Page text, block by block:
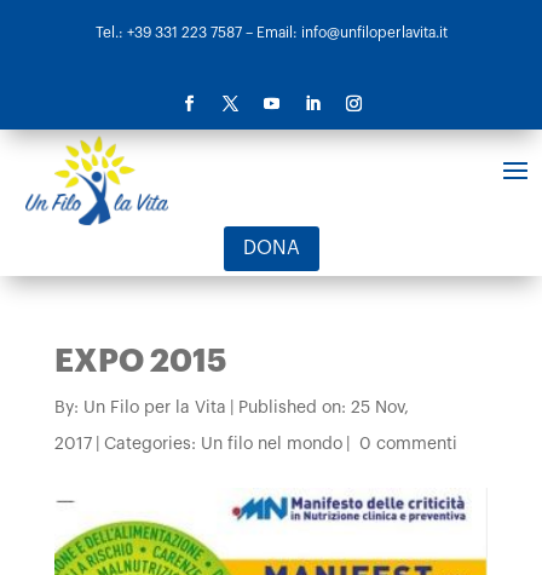
Tel.: +39 331 223 7587– Email: info@unfiloperlavita.it
DONA
EXPO 2015
By: Un Filo per la Vita Published on: 25 Nov,
2017 Categories: Un filo nel mondo 0 commenti